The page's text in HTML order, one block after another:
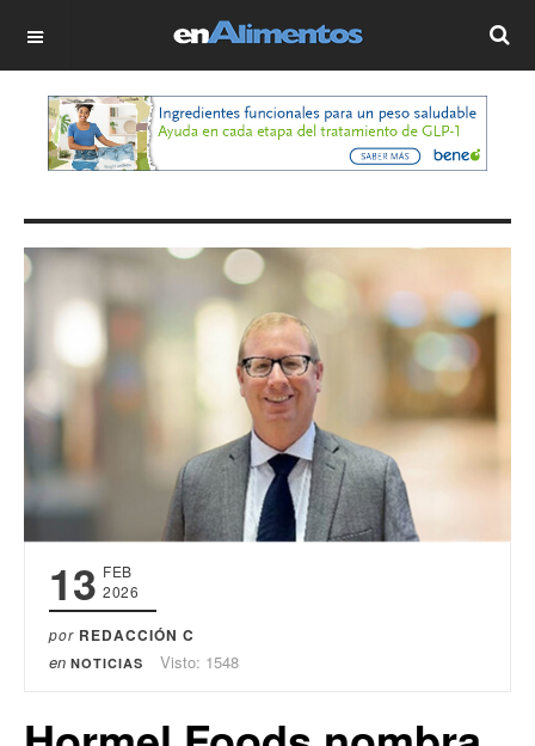
OFF CANVAS
13 FEB
2026
por REDACCIÓN C
en NOTICIAS Visto: 1548